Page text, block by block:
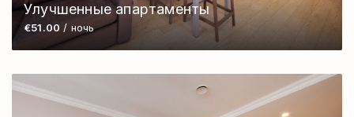
Улучшенные апартаменты
€51.00 / ночь